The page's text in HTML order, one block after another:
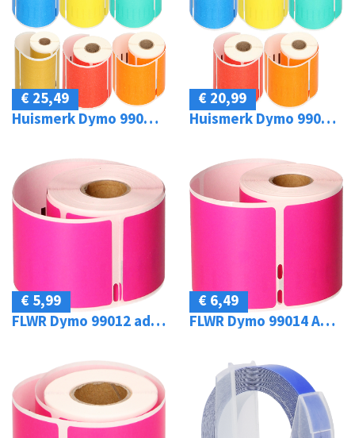
€ 25,49
Huismerk Dymo 99012 adreslabel 36 mm x 89 mm kleur
€ 20,99
Huismerk Dymo 99012 adreslabel 5-pack 260 mm x 89 mm kleur
€ 5,99
FLWR Dymo 99012 adreslabel 89 mm x 36 mm roze
€ 6,49
FLWR Dymo 99014 Adreslabel groot 101 mm x 54 mm roze